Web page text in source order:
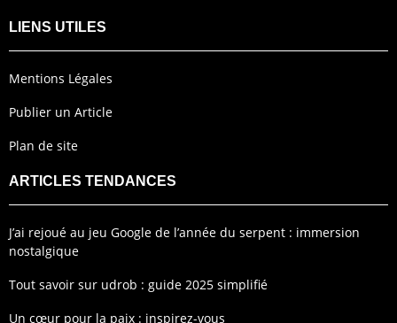
LIENS UTILES
Mentions Légales
Publier un Article
Plan de site
ARTICLES TENDANCES
J’ai rejoué au jeu Google de l’année du serpent : immersion
nostalgique
Tout savoir sur udrob : guide 2025 simplifié
Un cœur pour la paix : inspirez-vous